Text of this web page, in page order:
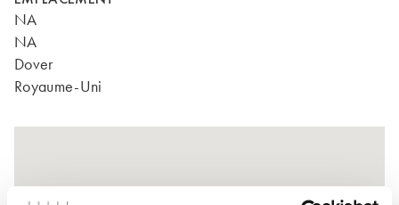
NA
NA
Dover
Royaume-Uni